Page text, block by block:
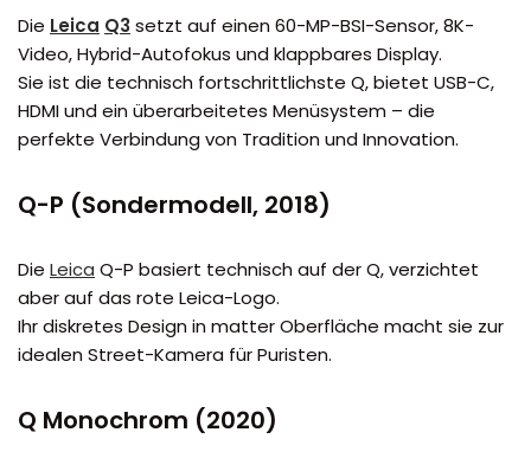
Die Leica Q3 setzt auf einen 60-MP-BSI-Sensor, 8K-
Video, Hybrid-Autofokus und klappbares Display.
Sie ist die technisch fortschrittlichste Q, bietet USB-C,
HDMI und ein überarbeitetes Menüsystem – die
perfekte Verbindung von Tradition und Innovation.
Q-P (Sondermodell, 2018)
Die Leica Q-P basiert technisch auf der Q, verzichtet
aber auf das rote Leica-Logo.
Ihr diskretes Design in matter Oberfläche macht sie zur
idealen Street-Kamera für Puristen.
Q Monochrom (2020)